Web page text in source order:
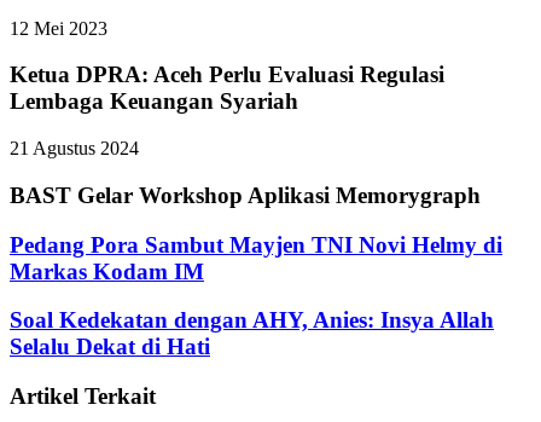
12 Mei 2023
Ketua DPRA: Aceh Perlu Evaluasi Regulasi
Lembaga Keuangan Syariah
21 Agustus 2024
BAST Gelar Workshop Aplikasi Memorygraph
Pedang Pora Sambut Mayjen TNI Novi Helmy di
Markas Kodam IM
Soal Kedekatan dengan AHY, Anies: Insya Allah
Selalu Dekat di Hati
Artikel Terkait